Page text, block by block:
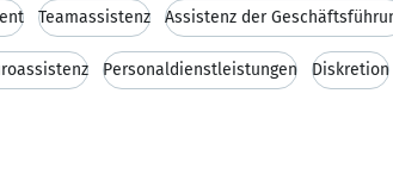
Teamassistenz Assistenz der
Personaldienstleistungen Diskretion